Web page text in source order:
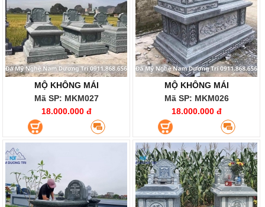
MỘ KHÔNG MÁI
Mã SP: MKM027
18.000.000 đ
MỘ KHÔNG MÁI
Mã SP: MKM026
18.000.000 đ